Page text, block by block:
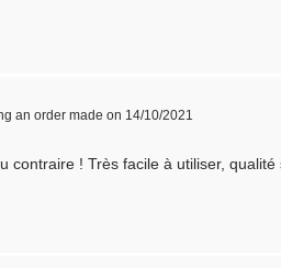
an order made on 14/10/2021
! Très facile à utiliser,